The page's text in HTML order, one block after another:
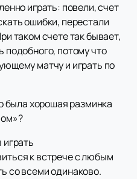
играть: повели, счет
ошибки, перестали
таком счете так бывает,
потому что
матчу и играть по
была хорошая разминка
к встрече с любым
со всеми одинаково.